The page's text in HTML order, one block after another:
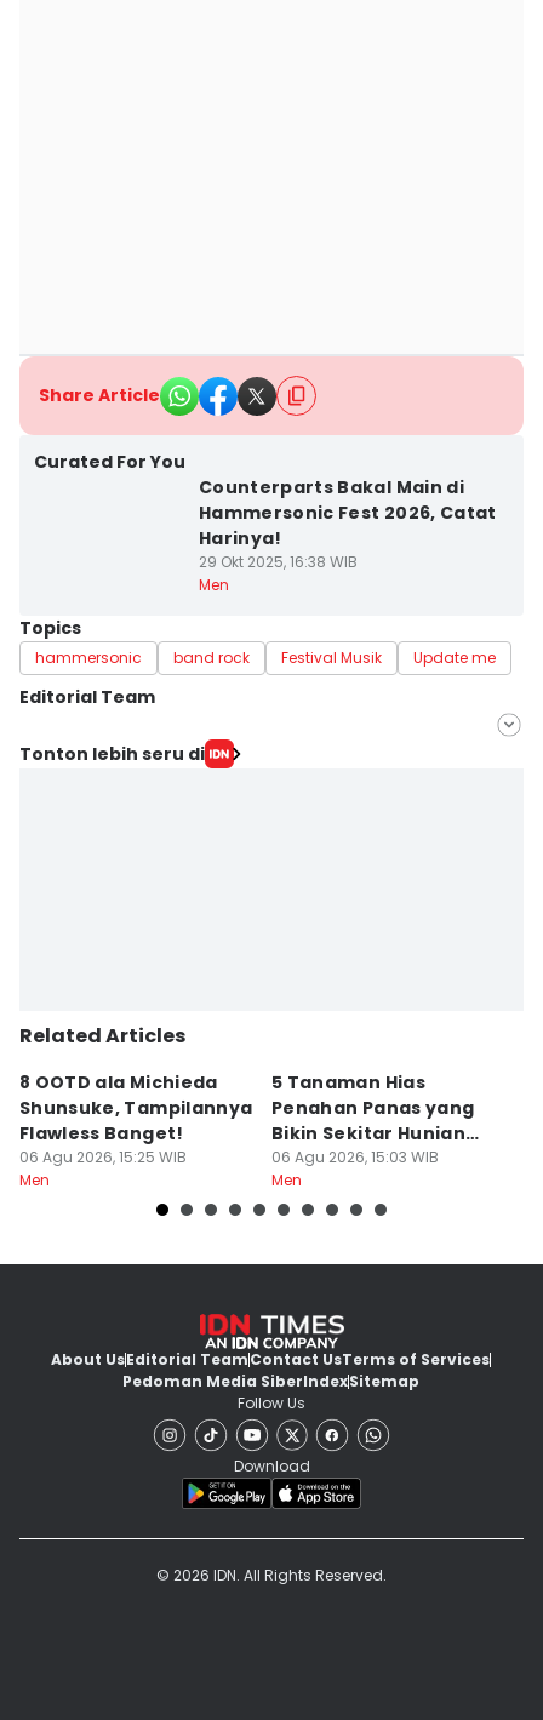
Share Article
Curated For You
Counterparts Bakal Main di
Hammersonic Fest 2026, Catat
Harinya!
29 Okt 2025, 16:38 WIB
Men
Topics
hammersonic band rock Festival Musik Update me
Editorial Team
Editor
Tonton lebih seru di
Related Articles
8 OOTD ala Michieda
Shunsuke, Tampilannya
Flawless Banget!
06 Agu 2026, 15:25 WIB
Men
5 Tanaman Hias
Penahan Panas yang
Bikin Sekitar Hunian
Tampak Adem
06 Agu 2026, 15:03 WIB
Men
About UsEditorial TeamContact UsTerms of Services
Pedoman Media SiberIndexSitemap
Follow Us
Download
© 2026 IDN. All Rights Reserved.